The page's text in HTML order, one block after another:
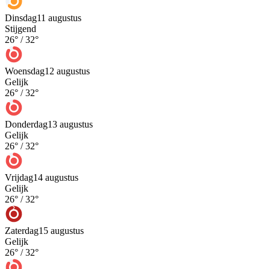
Dinsdag11 augustus
Stijgend
26° /32°
Woensdag12 augustus
Gelijk
26° /32°
Donderdag13 augustus
Gelijk
26° /32°
Vrijdag14 augustus
Gelijk
26° /32°
Zaterdag15 augustus
Gelijk
26° /32°